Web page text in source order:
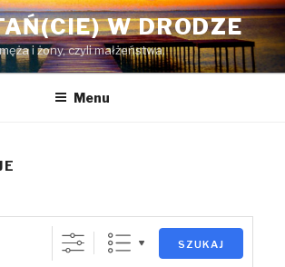
W DRODZE
i żony, czyli małżeństwa.
Menu
SZUKAJ